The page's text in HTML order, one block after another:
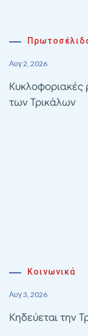
Αυγ 2, 2026
Κυκλοφοριακές
των Τρικάλων
Κοινωνικά
Αυγ 3, 2026
Κηδεύεται την